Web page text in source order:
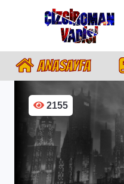
ANASAYFA
2155